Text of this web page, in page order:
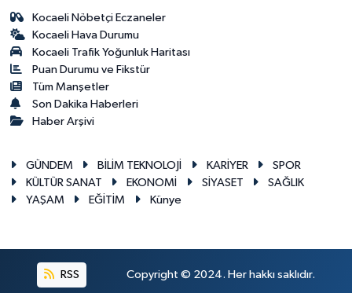
Kocaeli Nöbetçi Eczaneler
Kocaeli Hava Durumu
Kocaeli Trafik Yoğunluk Haritası
Puan Durumu ve Fikstür
Tüm Manşetler
Son Dakika Haberleri
Haber Arşivi
GÜNDEM BİLİM TEKNOLOJİ KARİYER
SPOR
KÜLTÜR SANAT
EKONOMİ SİYASET
SAĞLIK
YAŞAM
EĞİTİM Künye
RSS Copyright © 2024. Her hakkı saklıdır.